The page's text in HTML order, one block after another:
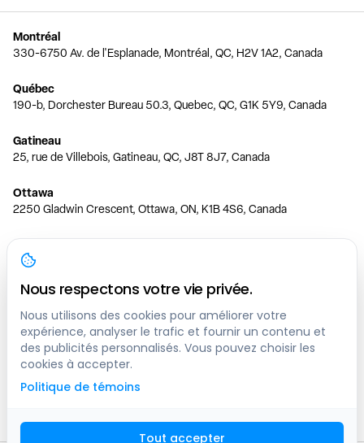
Montréal
330-6750 Av. de l'Esplanade, Montréal, QC, H2V 1A2, Canada
Québec
190-b, Dorchester Bureau 50.3, Quebec, QC, G1K 5Y9, Canada
Gatineau
25, rue de Villebois, Gatineau, QC, J8T 8J7, Canada
Ottawa
2250 Gladwin Crescent, Ottawa, ON, K1B 4S6, Canada
Toronto
150 Ferrand Dr, 6th Floor, Toronto, ON, M3C 3E5, Canada
Vancouver
1200 W 73rd Ave #1415, Vancouver, BC, V6P 6G5, Canada
Calgary
444 5 Ave SW #400 Calgary, AB, T2P 2T8, Canada
Nous respectons votre vie privée.
Nous utilisons des cookies pour améliorer votre
expérience, analyser le trafic et fournir un contenu et
des publicités personnalisés. Vous pouvez choisir les
cookies à accepter.
Politique de témoins
Tout accepter